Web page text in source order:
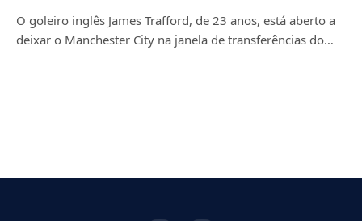
O goleiro inglês James Trafford, de 23 anos, está aberto a
deixar o Manchester City na janela de transferências do…